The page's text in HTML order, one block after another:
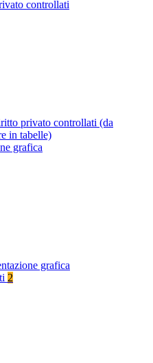
controllati
privato controllati (da
in tabelle)
grafica
grafica
2